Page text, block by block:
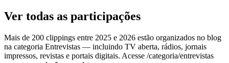
Ver todas as participações
Mais de 200 clippings entre 2025 e 2026 estão organizados no blog
na categoria Entrevistas — incluindo TV aberta, rádios, jornais
impressos, revistas e portais digitais. Acesse /categoria/entrevistas